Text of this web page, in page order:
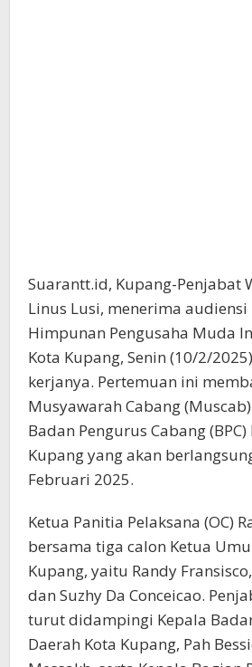
Suarantt.id, Kupang-Penjabat
Linus Lusi, menerima audiensi
Himpunan Pengusaha Muda
Kota Kupang, Senin (10/2/
kerjanya. Pertemuan ini
Musyawarah Cabang
Badan Pengurus Cabang (BPC)
Kupang yang akan
Februari 2025.
Ketua Panitia Pelaksana (OC)
bersama tiga calon Ketua
Kupang, yaitu Randy
dan Suzhy Da Conceicao.
turut didampingi Kepala
Daerah Kota Kupang, Pah